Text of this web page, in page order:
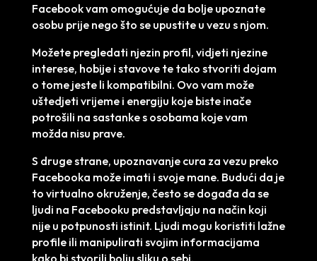
Facebook vam omogućuje da bolje upoznate
osobu prije nego što se upustite u vezu s njom.
Možete pregledati njezin profil, vidjeti njezine
interese, hobije i stavove te tako stvoriti dojam
o tome jeste li kompatibilni. Ovo vam može
uštedjeti vrijeme i energiju koje biste inače
potrošili na sastanke s osobama koje vam
možda nisu prave.
S druge strane, upoznavanje cura za vezu preko
Facebooka može imati i svoje mane. Budući da je
to virtualno okruženje, često se događa da se
ljudi na Facebooku predstavljaju na način koji
nije u potpunosti istinit. Ljudi mogu koristiti lažne
profile ili manipulirati svojim informacijama
kako bi stvorili bolju sliku o sebi.